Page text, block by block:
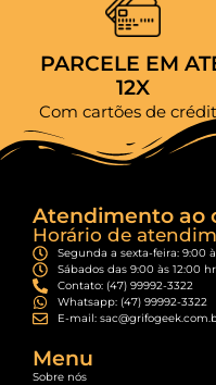
PARCELE EM
12X
Com cartões de
Atendimento ao
Horário de
Segunda a sexta-feira: 9:00
Sábados das 9:00 às 12:00
Contato: (47) 99992-3322
Whatsapp: (47) 99992-3322
E-mail:
Menu
Sobre nós